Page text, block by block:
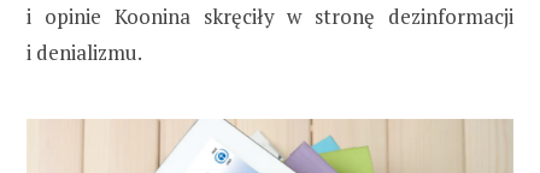
i opinie Koonina skręciły w stronę dezinformacji
i denializmu.